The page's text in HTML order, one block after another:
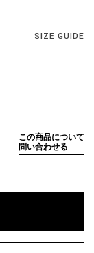
SIZE GUIDE
この商品について
問い合わせる